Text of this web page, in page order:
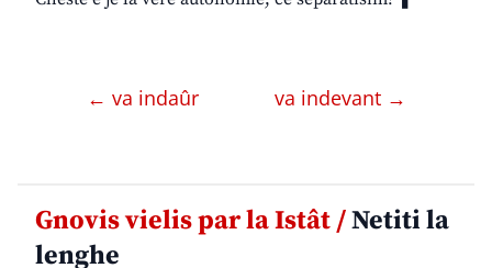
← va indaûr va indevant →
Gnovis vielis par la Istât /Netiti la
lenghe